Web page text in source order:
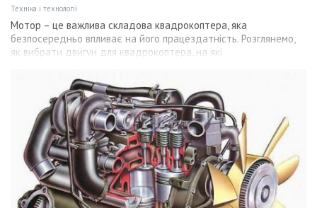
Техніка і технології
Мотор – це важлива складова квадрокоптера, яка
безпосередньо впливає на його працездатність. Розглянемо,
як вибрати двигун для квадрокоптера, на які